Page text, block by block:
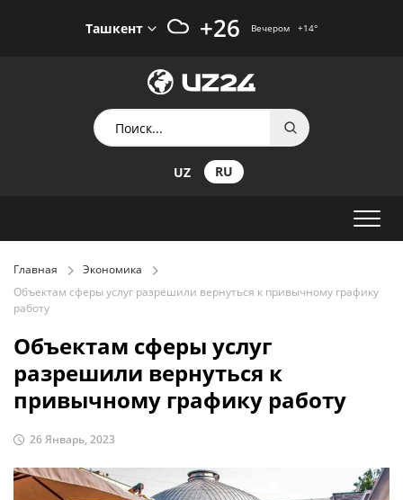
Ташкент +26 Вечером +14°
UZ RU
Главная
Экономика
Объектам сферы услуг разрешили вернуться к привычному графику
работу
Объектам сферы услуг
разрешили вернуться к
привычному графику работу
26 Январь, 2023